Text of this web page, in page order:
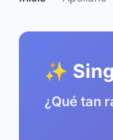
✨
¿Qué tan